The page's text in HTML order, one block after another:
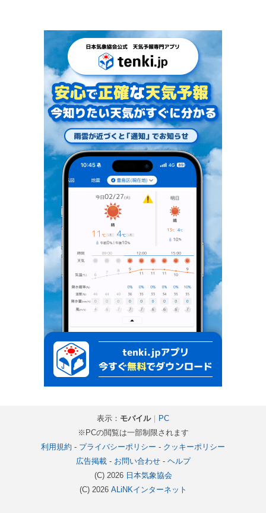
表示： モバイル｜ PC
※PCの閲覧は一部制限されます
利用規約 - プライバシーポリシー - クッキーポリシー
広告掲載- お問い合わせ- ヘルプ
(C) 2026 日本気象協会
(C) 2026 ALiNKインターネット